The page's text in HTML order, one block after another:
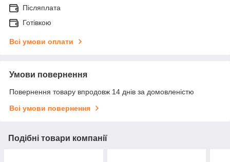
Післяплата
Готівкою
Всі умови оплати
Умови повернення
Повернення товару впродовж 14 днів за домовленістю
Всі умови повернення
Подібні товари компанії